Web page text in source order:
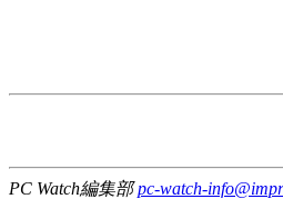
PC Watch編集部pc-watch-